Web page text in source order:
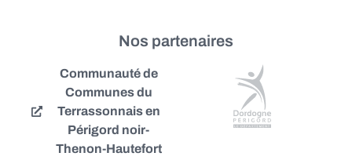
Nos partenaires
Communauté de
Communes du
Terrassonnais en
Périgord noir-
Thenon-Hautefort